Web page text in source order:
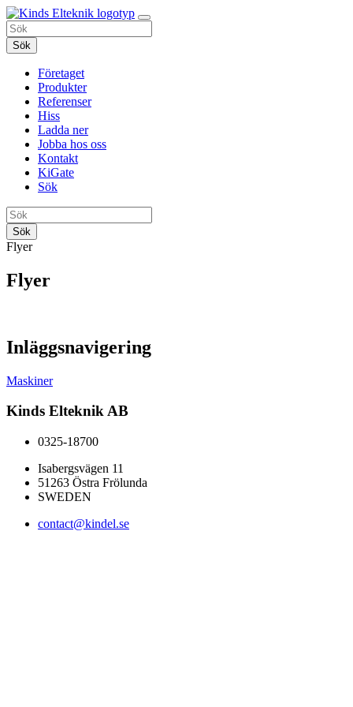
Sök
Företaget
Produkter
Referenser
Hiss
Ladda ner
Jobba hos oss
Kontakt
KiGate
Sök
Sök
Flyer
Flyer
Inläggsnavigering
Maskiner
Kinds Elteknik AB
0325-18700
Isabergsvägen 11
51263 Östra Frölunda
SWEDEN
contact@kindel.se